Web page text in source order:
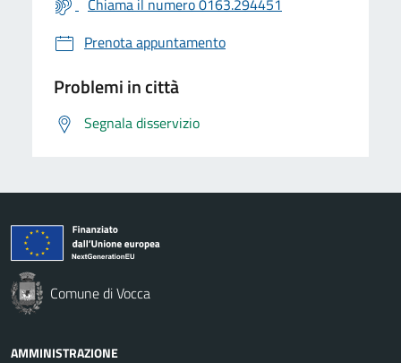
Chiama il numero 0163.294451
Prenota appuntamento
Problemi in città
Segnala disservizio
Comune di Vocca
AMMINISTRAZIONE